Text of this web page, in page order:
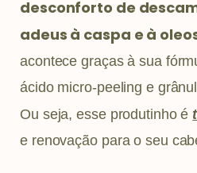
desconforto de
adeus à caspa e à
acontece graças à sua
ácido micro-peeling e
Ou seja, esse produtinho é
e renovação para o seu